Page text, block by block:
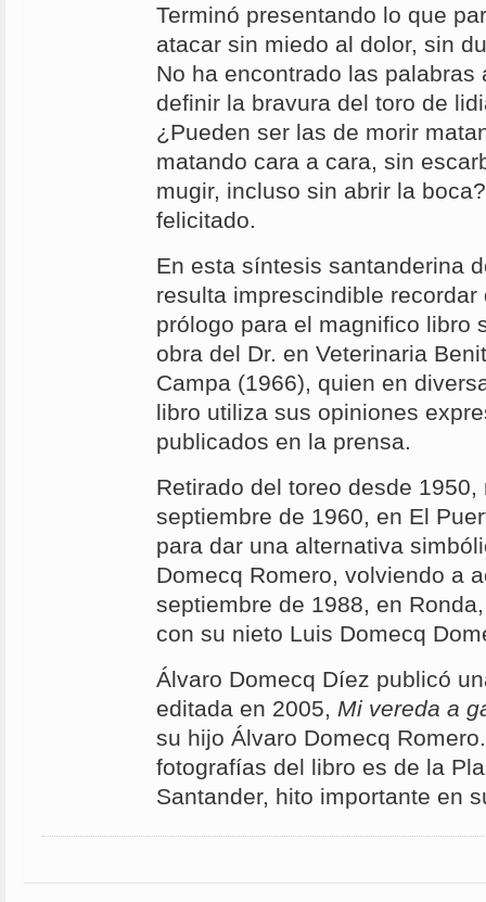
Terminó presentando lo que
atacar sin miedo al dolor, sin
No ha encontrado las palabras
definir la bravura del toro de
¿Pueden ser las de morir
matando cara a cara, sin
mugir, incluso sin abrir la
felicitado.
En esta síntesis santanderina
resulta imprescindible
prólogo para el magnifico libro
obra del Dr. en Veterinaria
Campa (1966), quien en
libro utiliza sus opiniones
publicados en la prensa.
Retirado del toreo desde
septiembre de 1960, en El
para dar una alternativa
Domecq Romero, volviendo a
septiembre de 1988, en
con su nieto Luis Domecq
Álvaro Domecq Díez publicó
editada en 2005, Mi vereda a
su hijo Álvaro Domecq
fotografías del libro es de la
Santander, hito importante en